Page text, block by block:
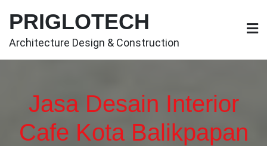
content
PRIGLOTECH
Architecture Design & Construction
Jasa Desain Interior
Cafe Kota Balikpapan